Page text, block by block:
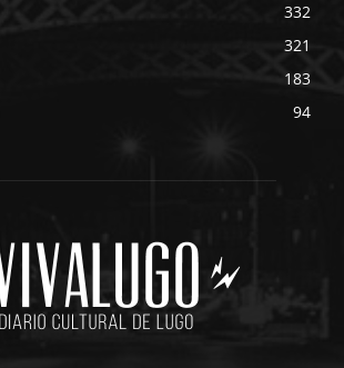
332
321
183
94